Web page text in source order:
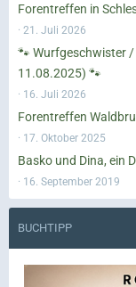
Forentreffen in
21. Juli 2026
🐾 Wurfgeschwister
11.08.2025) 🐾
16. Juli 2026
Forentreffen
17. Oktober 2025
Basko und Dina, ein
16. September 2019
BUCHTIPP